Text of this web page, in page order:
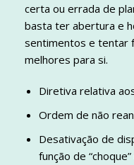
certa ou errada de
basta ter abertura e
sentimentos e tentar
melhores para si.
Diretiva relativa
Ordem de não
Desativação de
função de